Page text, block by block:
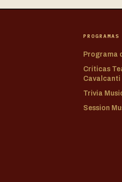
PROGRAMAS
Programa
Críticas
Cavalcanti
Trivia
Session